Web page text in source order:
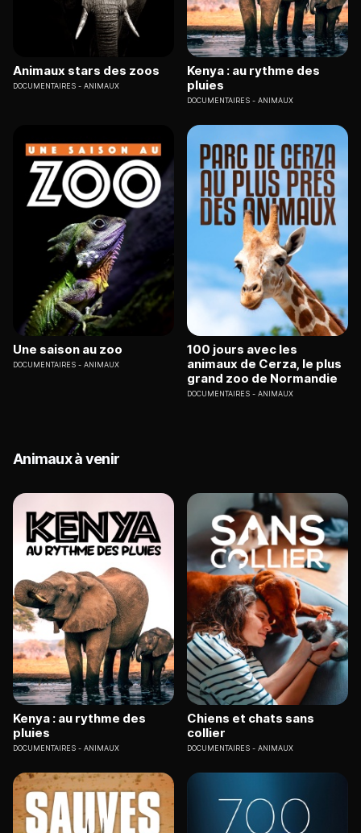
Animaux stars des zoos
DOCUMENTAIRES ANIMAUX
Kenya : au rythme des
pluies
DOCUMENTAIRES ANIMAUX
Une saison au zoo
DOCUMENTAIRES ANIMAUX
100 jours avec les
animaux de Cerza, le plus
grand zoo de Normandie
DOCUMENTAIRES ANIMAUX
Animaux à venir
Kenya : au rythme des
pluies
DOCUMENTAIRES ANIMAUX
Chiens et chats sans
collier
DOCUMENTAIRES ANIMAUX